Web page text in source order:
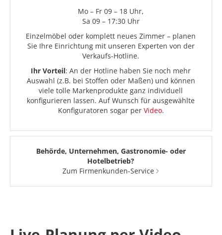
Mo – Fr 09 – 18 Uhr,
Sa 09 – 17:30 Uhr
Einzelmöbel oder komplett neues Zimmer – planen
Sie Ihre Einrichtung mit unseren Experten von der
Verkaufs-Hotline.
Ihr Vorteil: An der Hotline haben Sie noch mehr
Auswahl (z.B. bei Stoffen oder Maßen) und können
viele tolle Markenprodukte ganz individuell
konfigurieren lassen. Auf Wunsch für ausgewählte
Konfiguratoren sogar per Video.
Behörde, Unternehmen, Gastronomie- oder
Hotelbetrieb?
Zum Firmenkunden-Service